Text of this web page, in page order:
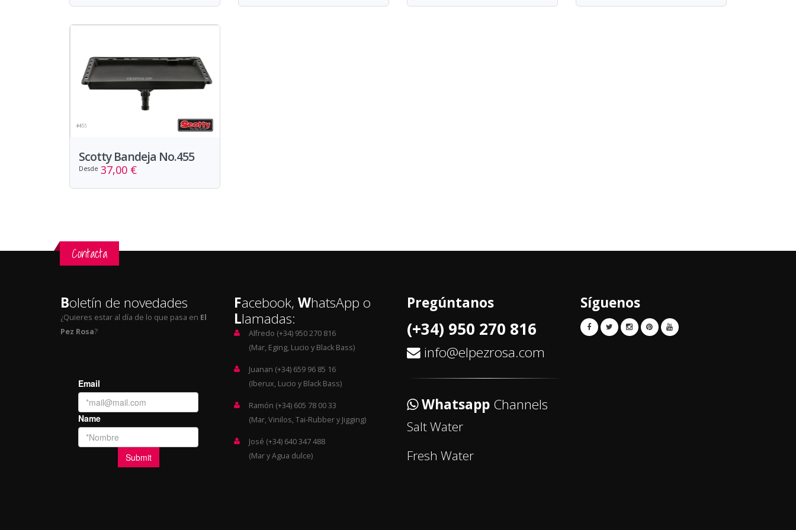
Scotty Bandeja No.455
Desde 37,00 €
Contacta
Boletín de novedades
¿Quieres estar al día de lo que pasa en El
Pez Rosa?
Facebook, WhatsApp o
Llamadas:
Alfredo (+34) 950 270 816
(Mar, Eging, Lucio y Black Bass)
Juanan (+34) 659 96 85 16
(Iberux, Lucio y Black Bass)
Ramón (+34) 605 78 00 33
(Mar, Vinilos, Tai-Rubber y Jigging)
José (+34) 640 347 488
(Mar y Agua dulce)
Pregúntanos
(+34) 950 270 816
info@elpezrosa.com
Whatsapp Channels
Salt Water
Fresh Water
Síguenos